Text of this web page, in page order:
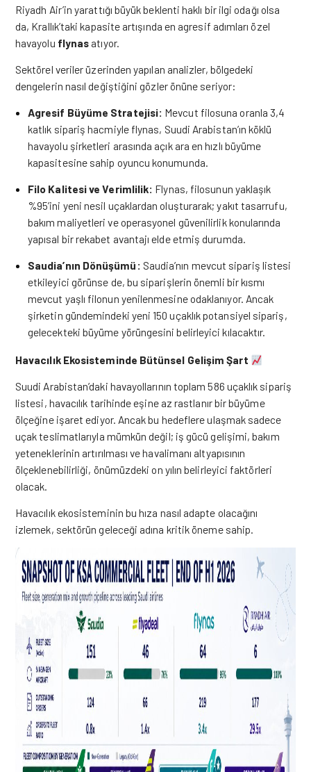
Riyadh Air’in yarattığı büyük beklenti haklı bir ilgi odağı olsa
da, Krallık’taki kapasite artışında en agresif adımları özel
havayolu flynas atıyor.
Sektörel veriler üzerinden yapılan analizler, bölgedeki
dengelerin nasıl değiştiğini gözler önüne seriyor:
Agresif Büyüme Stratejisi: Mevcut filosuna oranla 3,4
katlık sipariş hacmiyle flynas, Suudi Arabistan’ın köklü
havayolu şirketleri arasında açık ara en hızlı büyüme
kapasitesine sahip oyuncu konumunda.
Filo Kalitesi ve Verimlilik: Flynas, filosunun yaklaşık
%95’ini yeni nesil uçaklardan oluşturarak; yakıt tasarrufu,
bakım maliyetleri ve operasyonel güvenilirlik konularında
yapısal bir rekabet avantajı elde etmiş durumda.
Saudia’nın Dönüşümü: Saudia’nın mevcut sipariş listesi
etkileyici görünse de, bu siparişlerin önemli bir kısmı
mevcut yaşlı filonun yenilenmesine odaklanıyor. Ancak
şirketin gündemindeki yeni 150 uçaklık potansiyel sipariş,
gelecekteki büyüme yörüngesini belirleyici kılacaktır.
Havacılık Ekosisteminde Bütünsel Gelişim Şart
Suudi Arabistan’daki havayollarının toplam 586 uçaklık sipariş
listesi, havacılık tarihinde eşine az rastlanır bir büyüme
ölçeğine işaret ediyor. Ancak bu hedeflere ulaşmak sadece
uçak teslimatlarıyla mümkün değil; iş gücü gelişimi, bakım
yeteneklerinin artırılması ve havalimanı altyapısının
ölçeklenebilirliği, önümüzdeki on yılın belirleyici faktörleri
olacak.
Havacılık ekosisteminin bu hıza nasıl adapte olacağını
izlemek, sektörün geleceği adına kritik öneme sahip.